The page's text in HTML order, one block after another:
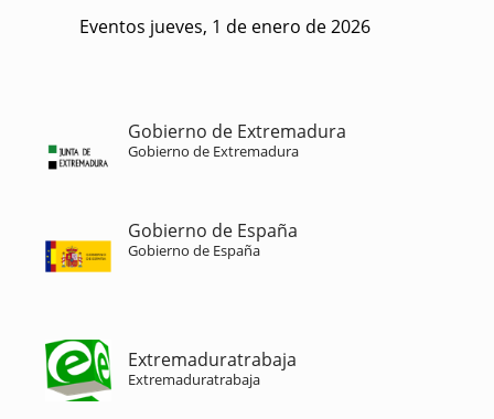
Eventos jueves, 1 de enero de 2026
Gobierno de Extremadura
Gobierno de Extremadura
Gobierno de España
Gobierno de España
Extremaduratrabaja
Extremaduratrabaja